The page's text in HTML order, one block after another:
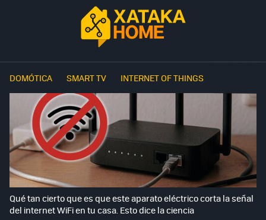
DOMÓTICA SMART TV INTERNET OF THINGS
Qué tan cierto que es que este aparato eléctrico corta la señal
del internet WiFi en tu casa. Esto dice la ciencia